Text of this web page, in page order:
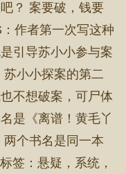
？ 案要破，钱要
作者第一次写这种
引导苏小小参与案
小小探案的第二
不想破案，可尸体
是《离谱！黄毛丫
个书名是同一本
签：悬疑，系统，